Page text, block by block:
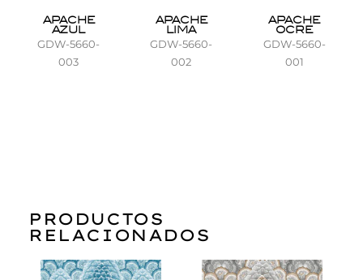
APACHE
AZUL
GDW-5660-
003
APACHE
LIMA
GDW-5660-
002
APACHE
OCRE
GDW-5660-
001
PRODUCTOS
RELACIONADOS